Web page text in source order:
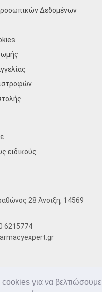
για να βελτιώσουμε
Δεδομένων
ειδικούς
28 Άνοιξη, 14569
6215774